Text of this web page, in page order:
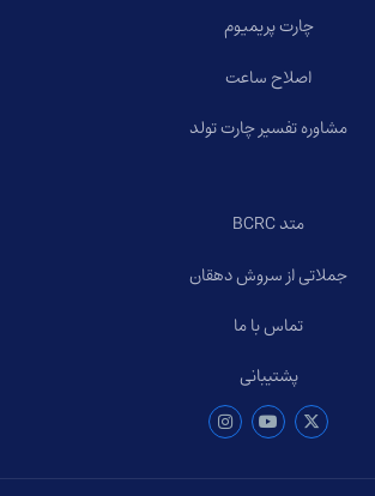
چارت پریمیوم
اصلاح ساعت
مشاوره تفسیر چارت تولد
متد BCRC
جملاتی از سروش دهقان
تماس با ما
پشتیبانی